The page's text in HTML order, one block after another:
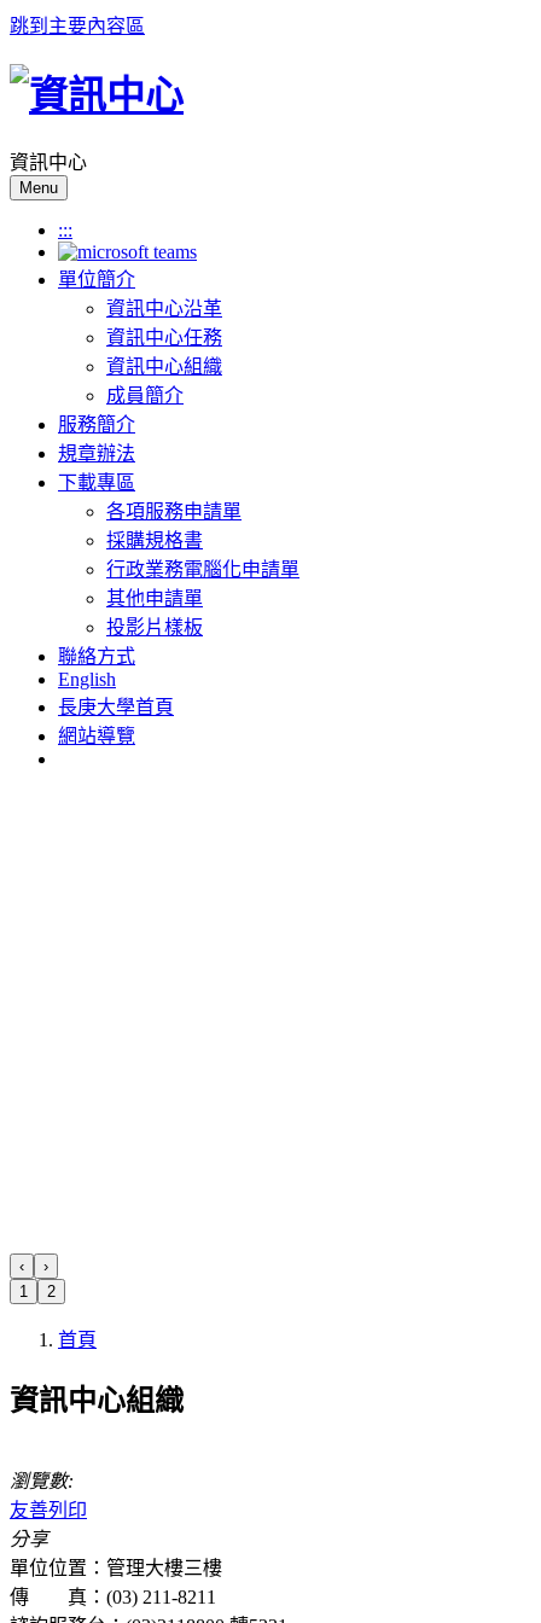
跳到主要內容區
資訊中心
Menu
:::
單位簡介
資訊中心沿革
資訊中心任務
資訊中心組織
成員簡介
服務簡介
規章辦法
下載專區
各項服務申請單
採購規格書
行政業務電腦化申請單
其他申請單
投影片樣板
聯絡方式
English
長庚大學首頁
網站導覽
‹
›
1
2
首頁
資訊中心組織
瀏覽數:
友善列印
分享
單位位置：管理大樓三樓
傳 真：(03) 211-8211